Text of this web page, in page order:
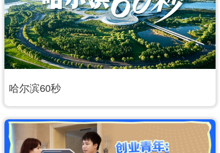
北京 天津 河北 山西
辽宁 吉林 上海 江苏
浙江 安徽 福建 江西
山东
广东 广西 海南 重庆
四川 贵州 云南
哈尔滨60秒